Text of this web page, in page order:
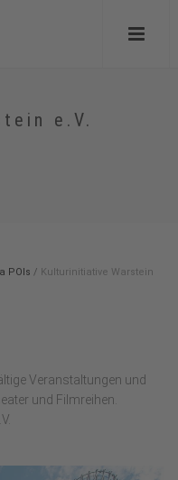
e.V.
POIs / Kulturinitiative Warstein
Veranstaltungen und
und Filmreihen.